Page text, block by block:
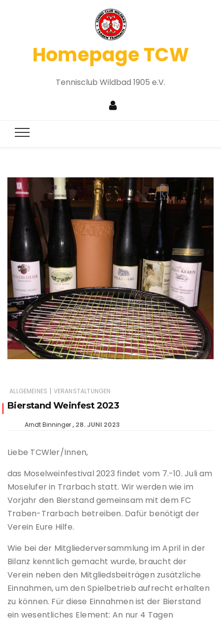
Homepage TCW
Tennisclub Wildbad 1905 e.V.
ALLGEMEINES | VERANSTALTUNGEN
Bierstand Weinfest 2023
Arndt Binninger 28. JUNI 2023
Liebe TCWler/Innen,
das Moselweinfestival 2023 findet vom 7.-10. Juli am
Moselufer in Trarbach statt. Wir werden wie im
Vorjahr den Bierstand gemeinsam mit dem FC
Traben-Trarbach betreiben. Dafür benötigt der
Verein Eure Hilfe.
Wie bei der Mitgliederversammlung im April in der
Bilanz kenntlich gemacht wurde, braucht der
Verein neben den Mitgliedsbeiträgen zusätzliche
Einnahmen, um den Spielbetrieb aufrecht erhalten
zu können. Für diese Einnahmen ist der Bierstand
ein wesentliches Element: An nur 4 Tagen